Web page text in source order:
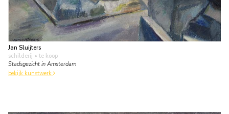
Jan Sluijters
schilderij • te koop
Stadsgezicht in Amsterdam
bekijk kunstwerk